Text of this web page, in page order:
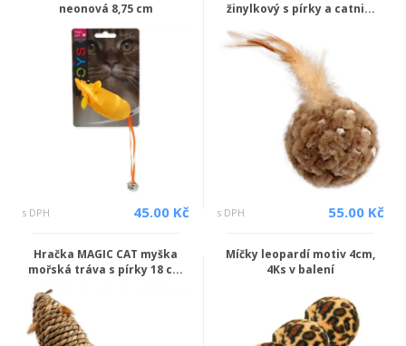
neonová 8,75 cm
s DPH 45.00 Kč
žinylkový s pírky a catni...
s DPH 55.00 Kč
Hračka MAGIC CAT myška
mořská tráva s pírky 18 c...
Míčky leopardí motiv 4cm,
4Ks v balení